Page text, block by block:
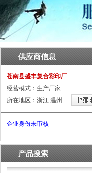
供应商信息
苍南县盛丰复合彩印厂
经营模式：生产厂家
所在地区：浙江 温州
企业身份未审核
产品搜索